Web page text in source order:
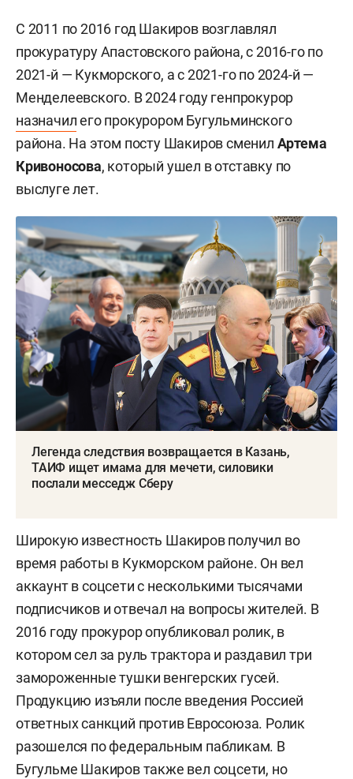
С 2011 по 2016 год Шакиров возглавлял
прокуратуру Апастовского района, с 2016-го по
2021-й — Кукморского, а с 2021-го по 2024-й —
Менделеевского. В 2024 году генпрокурор
назначилего прокурором Бугульминского
района. На этом посту Шакиров сменил Артема
Кривоносова, который ушел в отставку по
выслуге лет.
Легенда следствия возвращается в Казань,
ТАИФ ищет имама для мечети, силовики
послали месседж Сберу
Широкую известность Шакиров получил во
время работы в Кукморском районе. Он вел
аккаунт в соцсети с несколькими тысячами
подписчиков и отвечал на вопросы жителей. В
2016 году прокурор опубликовал ролик, в
котором сел за руль трактора и раздавил три
замороженные тушки венгерских гусей.
Продукцию изъяли после введения Россией
ответных санкций против Евросоюза. Ролик
разошелся по федеральным пабликам. В
Бугульме Шакиров также вел соцсети, но